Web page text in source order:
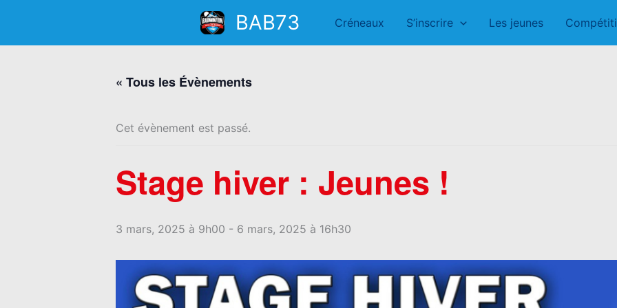
contenu
BAB73 Créneaux S’inscrire Les jeunes
« Tous les Évènements
Cet évènement est passé.
Stage hiver : Jeunes !
3 mars, 2025 à 9h00 - 6 mars, 2025 à 16h30